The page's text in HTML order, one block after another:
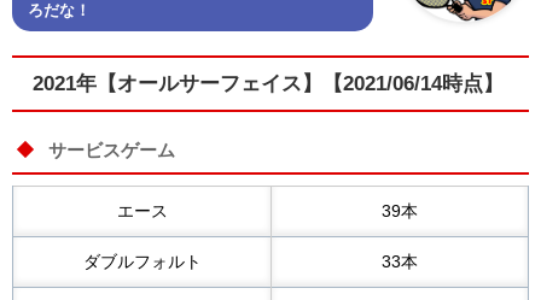
ろだな！
2021年【オールサーフェイス】【2021/06/14時点】
サービスゲーム
エース 39本
ダブルフォルト 33本